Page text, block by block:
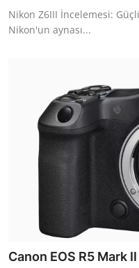
Nikon Z6III İncelemesi:
Nikon'un aynası...
Canon EOS R5 Mark